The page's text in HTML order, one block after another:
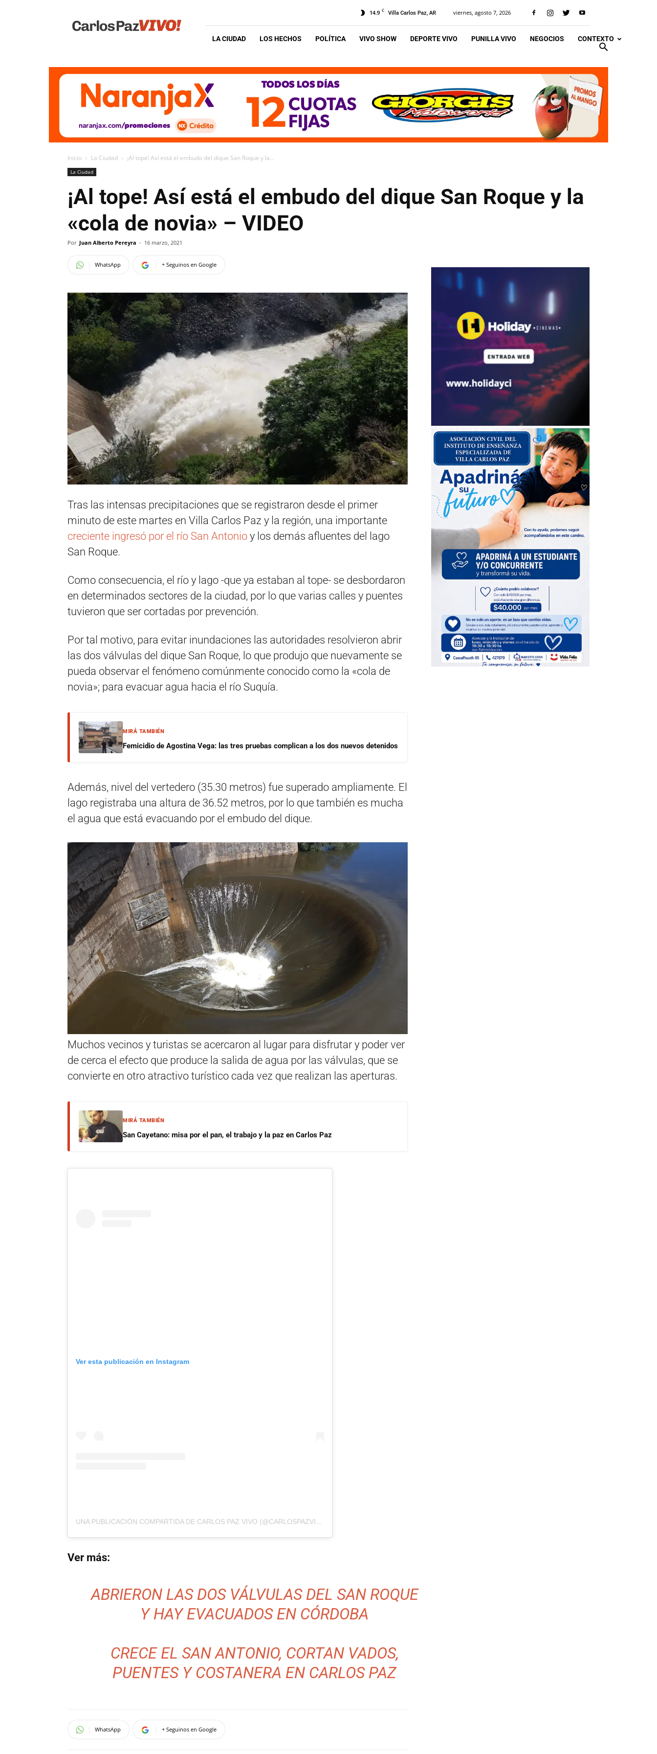
Vivo
14.9 C Villa Carlos Paz, AR viernes, agosto 7, 2026
LA CIUDAD LOS HECHOS POLÍTICA VIVO SHOW DEPORTE VIVO PUNILLA VIVO NEGOCIOS CONTEXTO
Inicio La Ciudad ¡Al tope! Así está el embudo del dique San Roque y la...
La Ciudad
¡Al tope! Así está el embudo del dique San Roque y la
«cola de novia» – VIDEO
Por Juan Alberto Pereyra - 16 marzo, 2021
WhatsApp + Seguinos en Google
Tras las intensas precipitaciones que se registraron desde el primer
minuto de este martes en Villa Carlos Paz y la región, una importante
creciente ingresó por el río San Antonio y los demás afluentes del lago
San Roque.
Como consecuencia, el río y lago -que ya estaban al tope- se desbordaron
en determinados sectores de la ciudad, por lo que varias calles y puentes
tuvieron que ser cortadas por prevención.
Por tal motivo, para evitar inundaciones las autoridades resolvieron abrir
las dos válvulas del dique San Roque, lo que produjo que nuevamente se
pueda observar el fenómeno comúnmente conocido como la «cola de
novia»; para evacuar agua hacia el río Suquía.
MIRÁ TAMBIÉN
Femicidio de Agostina Vega: las tres pruebas complican a los dos nuevos detenidos
Además, nivel del vertedero (35.30 metros) fue superado ampliamente. El
lago registraba una altura de 36.52 metros, por lo que también es mucha
el agua que está evacuando por el embudo del dique.
Muchos vecinos y turistas se acercaron al lugar para disfrutar y poder ver
de cerca el efecto que produce la salida de agua por las válvulas, que se
convierte en otro atractivo turístico cada vez que realizan las aperturas.
MIRÁ TAMBIÉN
San Cayetano: misa por el pan, el trabajo y la paz en Carlos Paz
Ver esta publicación en Instagram
UNA PUBLICACIÓN COMPARTIDA DE CARLOS PAZ VIVO (@CARLOSPAZVIVO)
Ver más:
ABRIERON LAS DOS VÁLVULAS DEL SAN ROQUE
Y HAY EVACUADOS EN CÓRDOBA
CRECE EL SAN ANTONIO, CORTAN VADOS,
PUENTES Y COSTANERA EN CARLOS PAZ
WhatsApp + Seguinos en Google